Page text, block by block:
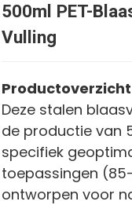
500ml PET-
Vulling
Productoverzicht
Deze stalen
de productie van
specifiek
toepassingen
ontworpen voor